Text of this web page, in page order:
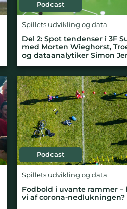
Podcast
Spillets udvikling og data
Del 2: Spot tendenser i 3F
med Morten Wieghorst,
og dataanalytiker Simon
Podcast
Spillets udvikling og data
Fodbold i uvante rammer
vi af corona-nedlukningen?